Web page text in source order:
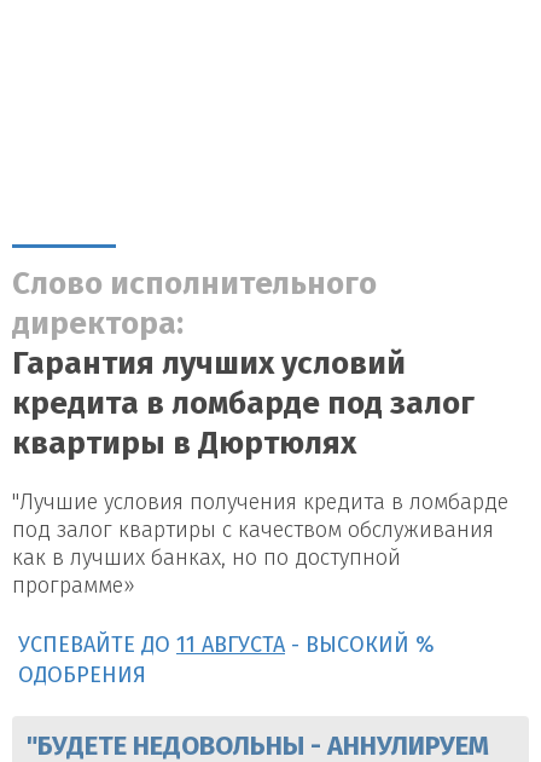
Слово исполнительного
директора:
Гарантия лучших условий
кредита в ломбарде под залог
квартиры в Дюртюлях
"Лучшие условия получения кредита в ломбарде
под залог квартиры с качеством обслуживания
как в лучших банках, но по доступной
программе»
УСПЕВАЙТЕ ДО 11 АВГУСТА - ВЫСОКИЙ %
ОДОБРЕНИЯ
"БУДЕТЕ НЕДОВОЛЬНЫ - АННУЛИРУЕМ